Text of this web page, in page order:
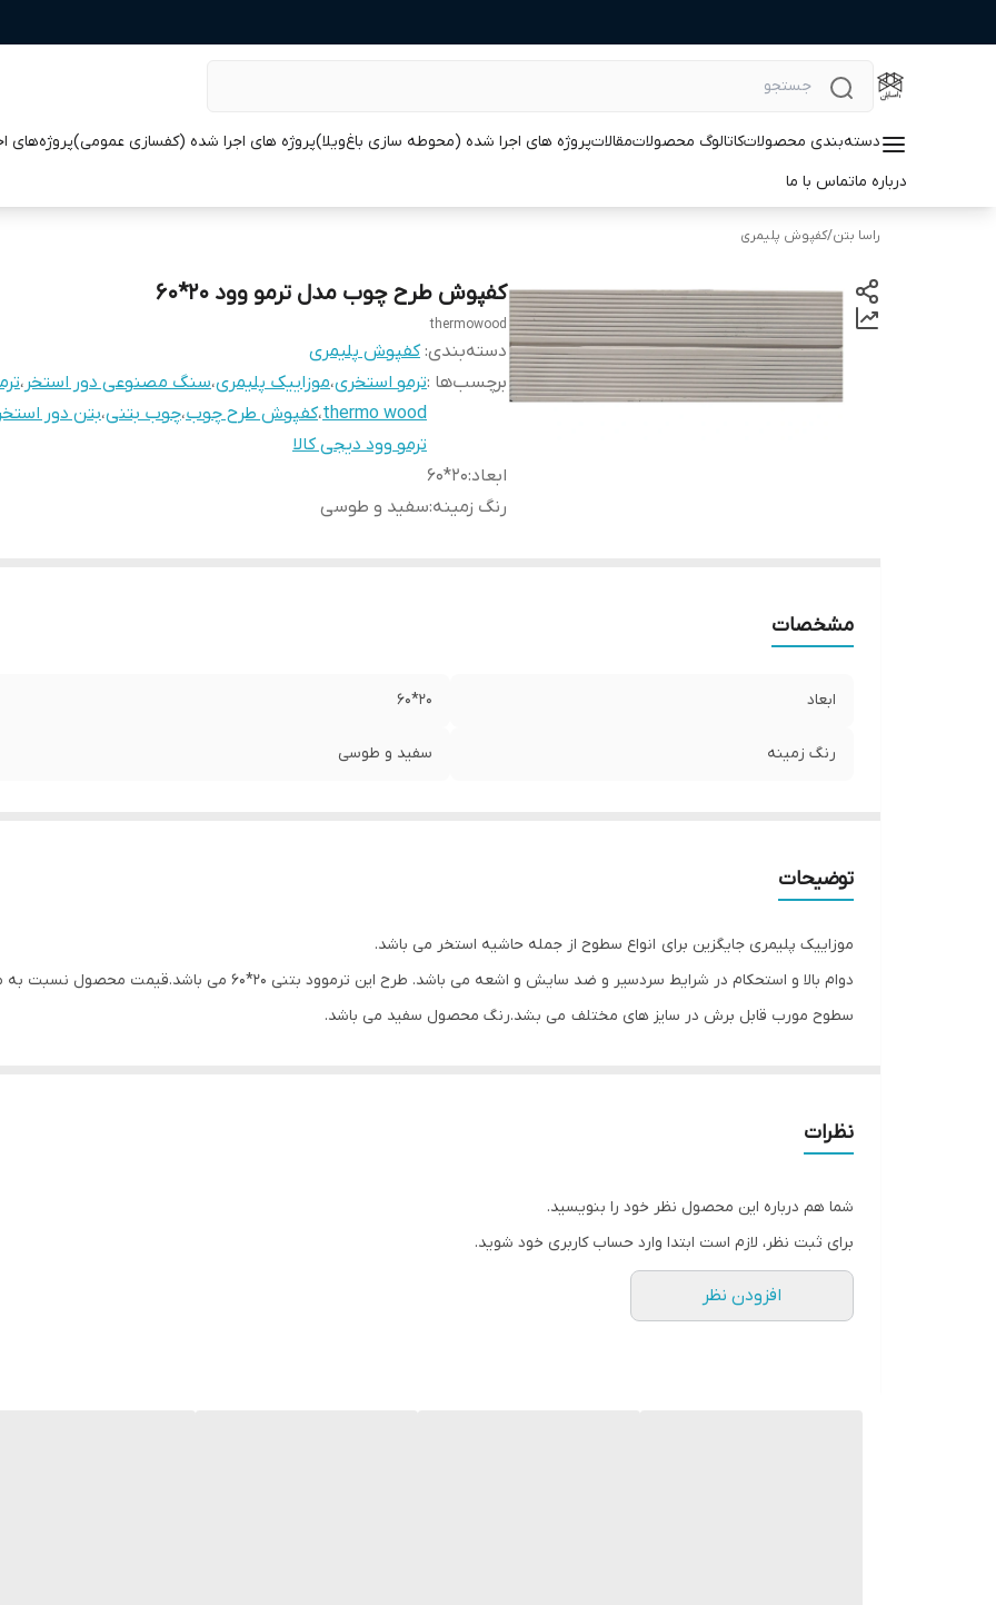
دسته‌بندی محصولاتکاتالوگ محصولاتمقالاتپروژه های اجرا شده (محوطه سازی باغ‌ویلا)پروژه های اجرا شده (کفسازی عمومی)پروژه‌های
درباره ماتماس با ما
راسا بتن/کفپوش پلیمری
کفپوش طرح چوب مدل ترمو وود 20*60
thermowood
دسته‌بندی:کفپوش پلیمری
برچسب‌ها :ترمو استخری،موزاییک پلیمری،سنگ مصنوعی دور استخر ،
thermo wood،کفپوش طرح چوب،چوب بتنی،بتن دور استخر
ترمو وود دیجی کالا
ابعاد:
20*60
رنگ زمینه:سفید و طوسی
مشخصات
ابعاد 20*60
رنگ زمینه سفید و طوسی
توضیحات
موزاییک پلیمری جایگزین برای انواع سطوح از جمله حاشیه استخر می باشد.
دوام بالا و استحکام در شرایط سردسیر و ضد سایش و اشعه می باشد.
سطوح مورب قابل برش در سایز های مختلف می بشد.رنگ محصول سفید می باشد.
نظرات
شما هم درباره این محصول نظر خود را بنویسید.
برای ثبت نظر، لازم است ابتدا وارد حساب کاربری خود شوید.
افزودن نظر